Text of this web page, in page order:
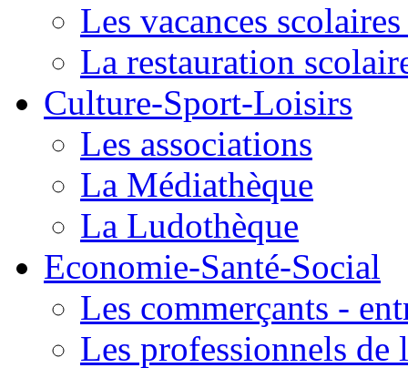
Les vacances
La restauration
Culture-Sport-Loisirs
Les associations
La Médiathèque
La Ludothèque
Economie-Santé-Social
Les commerçants -
Les professionnels de